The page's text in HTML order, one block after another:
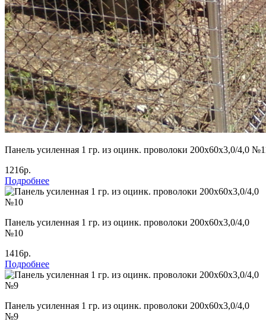
Панель усиленная 1 гр. из оцинк. проволоки 200х60х3,0/4,0
1216р.
Подробнее
Панель усиленная 1 гр. из оцинк. проволоки 200х60х3,0/4,0
№10
1416р.
Подробнее
Панель усиленная 1 гр. из оцинк. проволоки 200х60х3,0/4,0
№9